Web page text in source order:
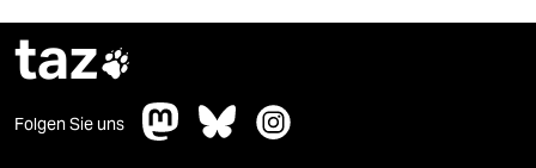
taz
Folgen Sie uns